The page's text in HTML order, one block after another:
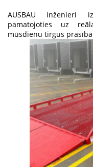
AUSBAU inženieri
pamatojoties uz
mūsdienu tirgus